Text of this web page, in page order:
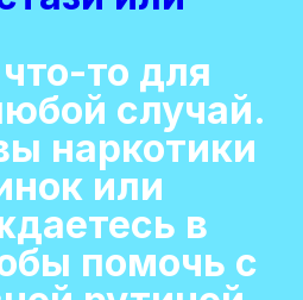
то для
случай.
наркотики
или
в
помочь с